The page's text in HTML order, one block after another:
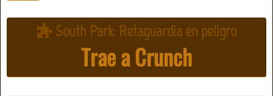
South Park: Retaguardia en peligro
Trae a Crunch